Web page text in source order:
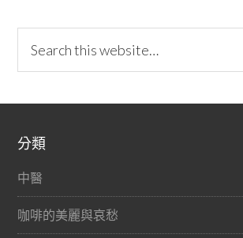
分類
中醫
咖啡的美麗與哀愁